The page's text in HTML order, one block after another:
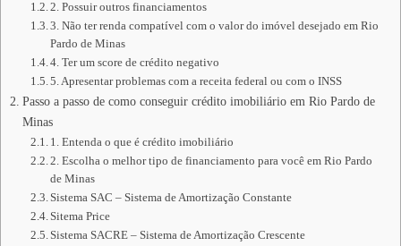
2. Possuir outros financiamentos
3. Não ter renda compatível com o valor do imóvel desejado em Rio
Pardo de Minas
4. Ter um score de crédito negativo
5. Apresentar problemas com a receita federal ou com o INSS
Passo a passo de como conseguir crédito imobiliário em Rio Pardo de
Minas
1. Entenda o que é crédito imobiliário
2. Escolha o melhor tipo de financiamento para você em Rio Pardo
de Minas
Sistema SAC – Sistema de Amortização Constante
Sitema Price
Sistema SACRE – Sistema de Amortização Crescente